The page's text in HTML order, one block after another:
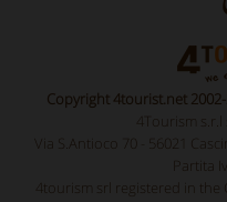
Copyright 4tourist.net
4Tourism
Via S.Antioco 70 - 56021
Partita
4tourism srl registered in the